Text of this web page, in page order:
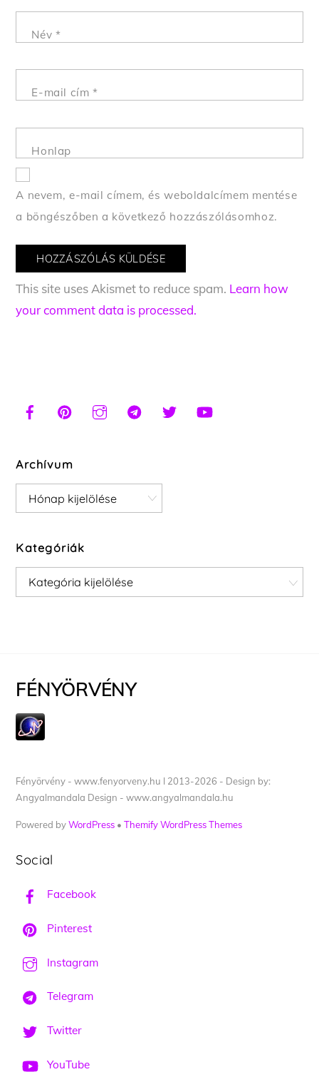
Név *
E-mail cím*
Honlap
A nevem, e-mail címem, és weboldalcímem mentése
a böngészőben a következő hozzászólásomhoz.
This site uses Akismet to reduce spam. Learn how
your comment data is processed.
Archívum
Archívum
Kategóriák
Kategóriák
FÉNYÖRVÉNY
Fényörvény - www.fenyorveny.hu I 2013-2026 - Design by:
Angyalmandala Design - www.angyalmandala.hu
Powered byWordPress •Themify WordPress Themes
Social
Facebook
Pinterest
Instagram
Telegram
Twitter
YouTube